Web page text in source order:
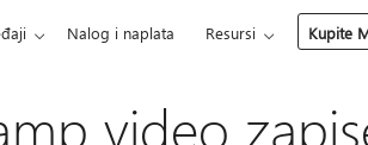
Nalog i naplata Resursi Kupite
video